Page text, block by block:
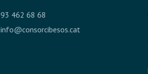
93 462 68 68
info@consorcibesos.cat